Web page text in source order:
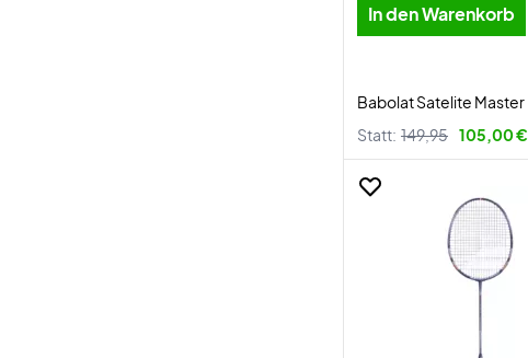
In den Warenkorb
Babolat Satelite Master
Statt: 149,95 105,00 €